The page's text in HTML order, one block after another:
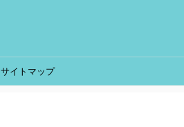
サイトマップ